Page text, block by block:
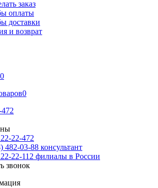
заказ
оплаты
доставки
и возврат
0
0
22-472
482-03-88 консультант
22-112 филиалы в России
звонок